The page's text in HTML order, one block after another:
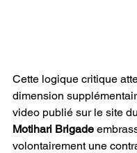
Cette logique critique
dimension
video publié sur le site
Motihari Brigade
volontairement une